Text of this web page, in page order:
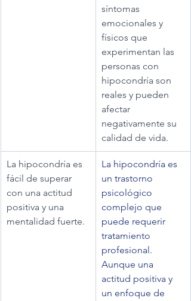
síntomas
emocionales y
físicos que
experimentan las
personas con
hipocondría son
reales y pueden
afectar
negativamente su
calidad de vida.
La hipocondría es
fácil de superar
con una actitud
positiva y una
mentalidad fuerte.
La hipocondría es
un trastorno
psicológico
complejo que
puede requerir
tratamiento
profesional.
Aunque una
actitud positiva y
un enfoque de